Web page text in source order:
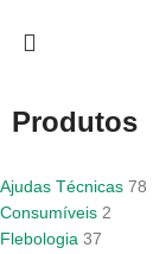
Produtos
Ajudas Técnicas 78
Consumíveis 2
Flebologia 37